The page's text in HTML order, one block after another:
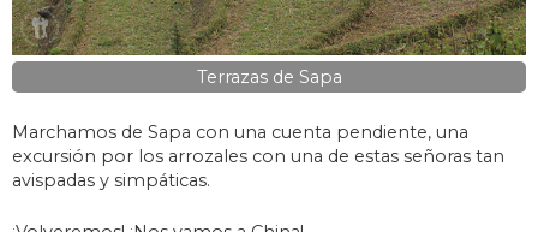
Terrazas de Sapa
Marchamos de Sapa con una cuenta pendiente, una
excursión por los arrozales con una de estas señoras tan
avispadas y simpáticas.